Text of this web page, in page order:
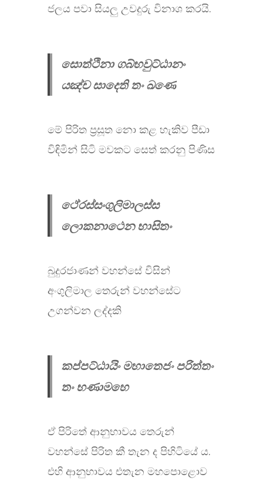
ජලය පවා සියලු උවදුරු විනාශ කරයි.
සොත්ථිනා ගබ්භවුට්ඨානං
යඤ්ච සාදෙති තං ඛණෙ
මේ පිරිත ප්‍රසූත නො කළ හැකිව පීඩා
විඳිමින් සිටි මවකට සෙත් කරනු පිණිස
ථේරස්සංගුලිමාලස්ස
ලොකනාථෙන භාසිතං
බුදුරජාණන් වහන්සේ විසින්
අංගුලිමාල තෙරුන් වහන්සේට
උගන්වන ලද්දකි
කප්පට්ඨායිං මහාතෙජං පරිත්තං
තං භණාමහෙ
ඒ පිරිතේ ආනුභාවය තෙරුන්
වහන්සේ පිරිත කී තැන ද පිහිටියේ ය.
එහි ආනුභාවය එතැන මහපොළොව